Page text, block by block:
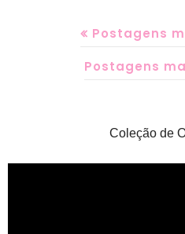
Postagens
Postagens
Coleção de